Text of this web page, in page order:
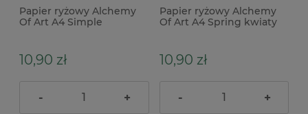
Papier ryżowy Alchemy
Of Art A4 Simple
10,90 zł
- +
Papier ryżowy Alchemy
Of Art A4 Spring kwiaty
10,90 zł
- +